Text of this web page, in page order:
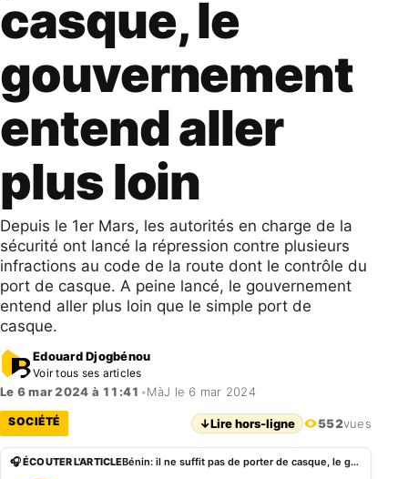
casque, le
gouvernement
entend aller
plus loin
Depuis le 1er Mars, les autorités en charge de la
sécurité ont lancé la répression contre plusieurs
infractions au code de la route dont le contrôle du
port de casque. A peine lancé, le gouvernement
entend aller plus loin que le simple port de
casque.
Edouard Djogbénou
Voir tous ses articles
Le 6 mar 2024 à 11:41 •MàJ le 6 mar 2024
SOCIÉTÉ ↓Lire hors-ligne 552vues
🎧 ÉCOUTER L'ARTICLE Bénin: il ne suffit pas de porter de casque, le gouvernement entend aller plus loin